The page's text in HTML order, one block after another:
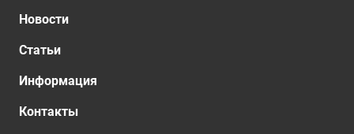
Новости
Статьи
Информация
Контакты